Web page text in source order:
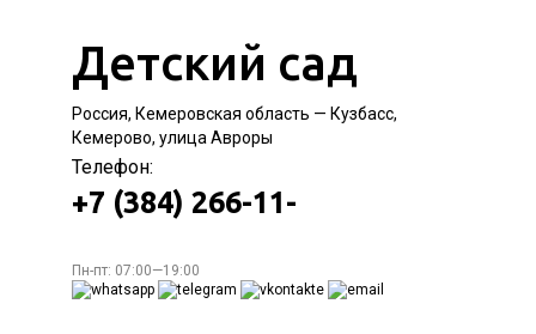
Детский сад
Россия, Кемеровская область — Кузбасс,
Кемерово, улица Авроры
Телефон:
+7 (384) 266-11-
Пн-пт: 07:00—19:00